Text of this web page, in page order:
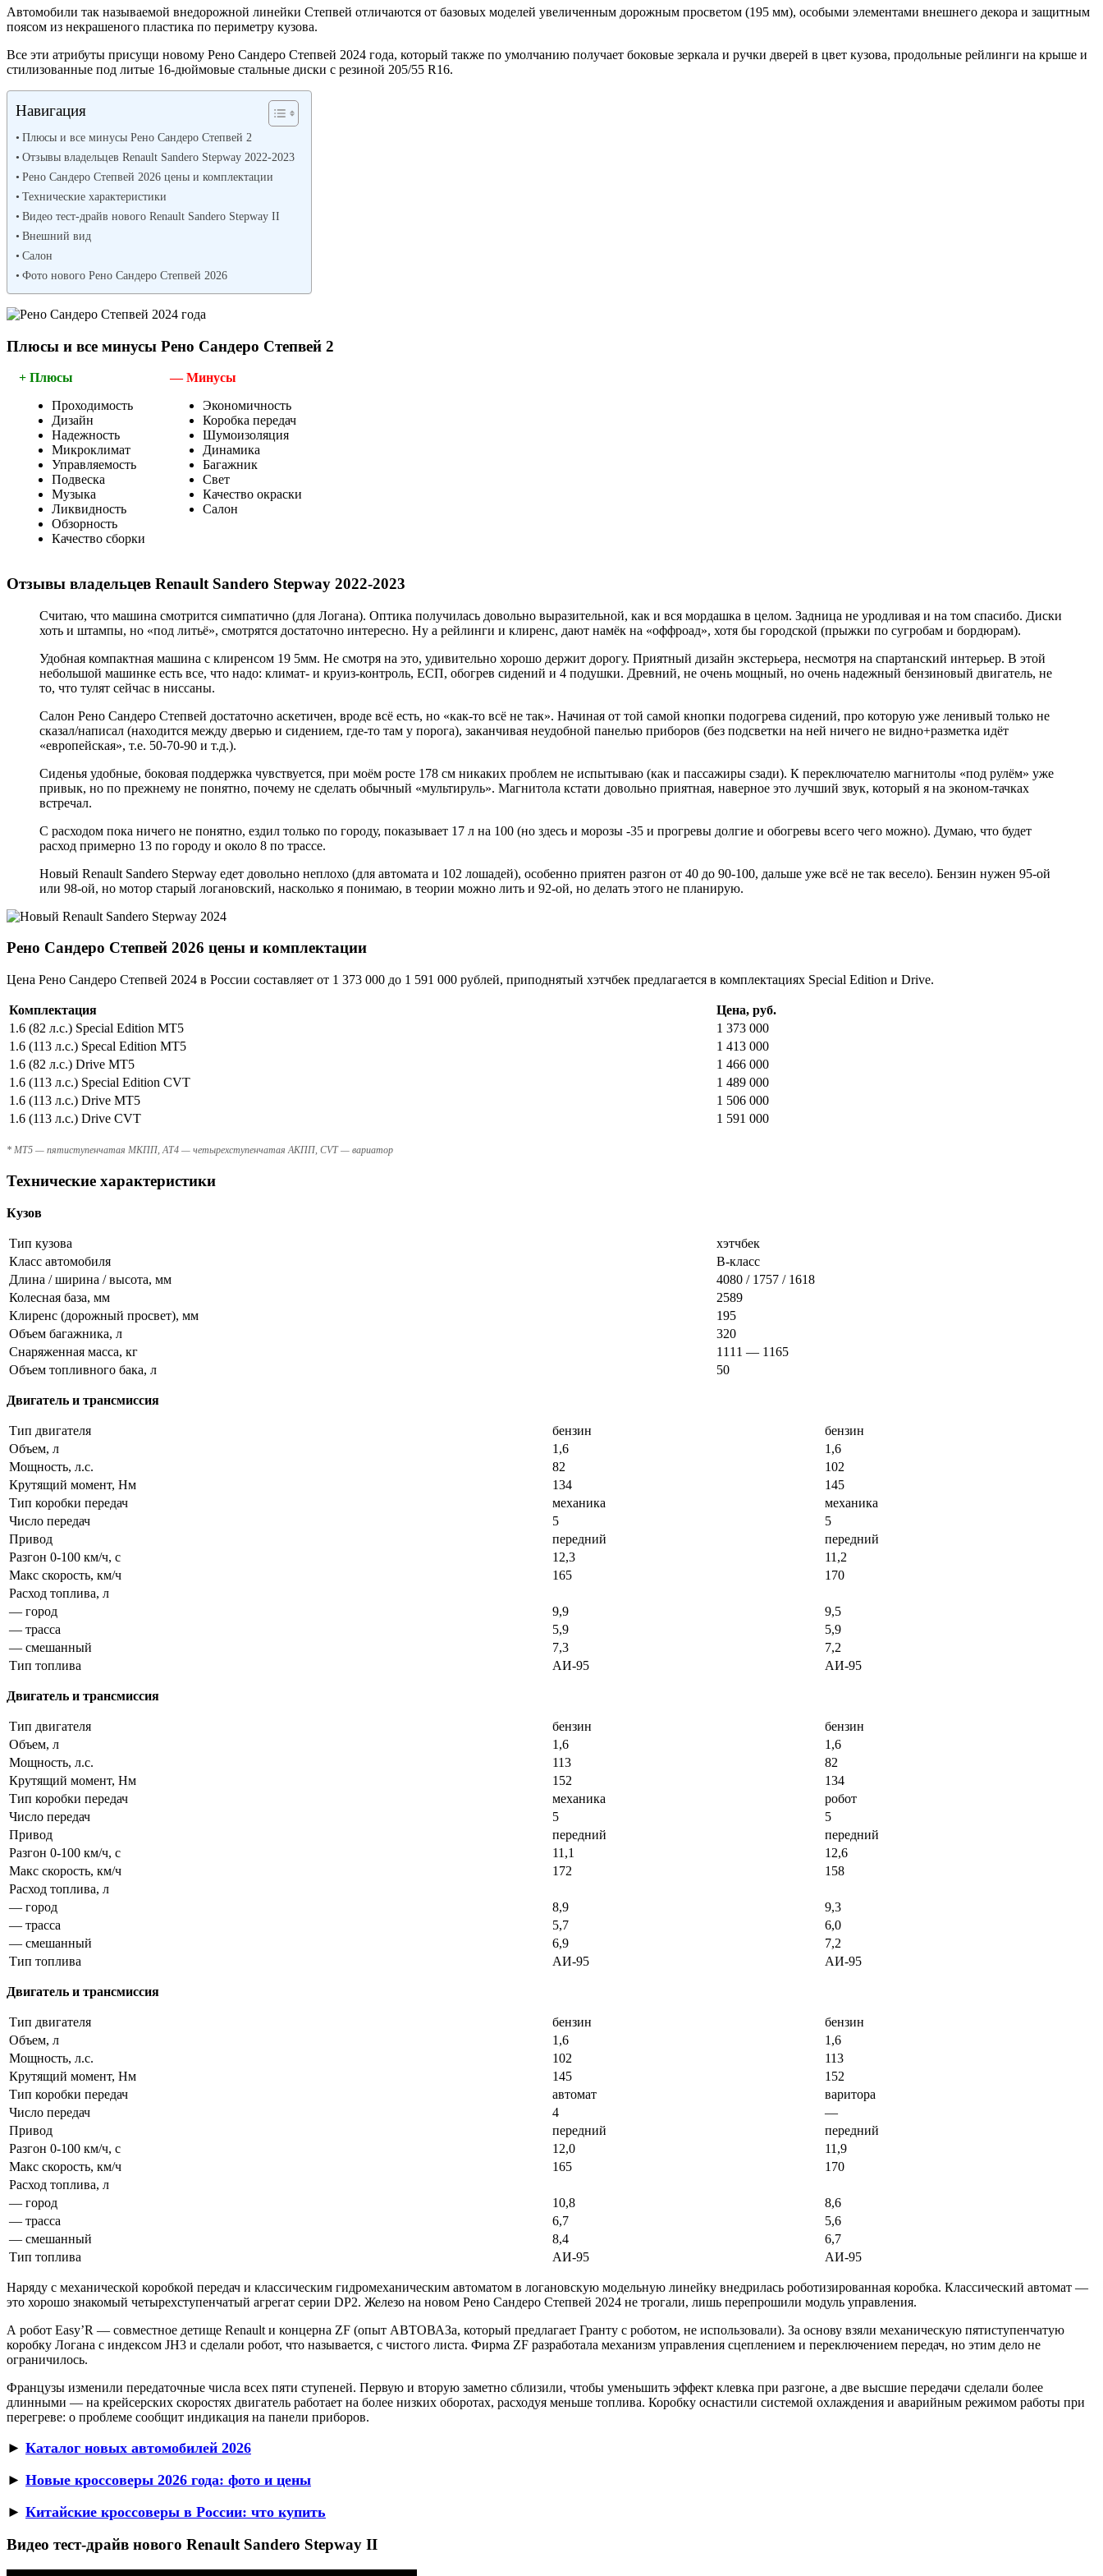
Автомобили так называемой внедорожной линейки Степвей отличаются от базовых моделей увеличенным дорожным просветом (195 мм), особыми элементами внешнего декора и защитным
поясом из некрашеного пластика по периметру кузова.
Все эти атрибуты присущи новому Рено Сандеро Степвей 2024 года, который также по умолчанию получает боковые зеркала и ручки дверей в цвет кузова, продольные рейлинги на крыше и
стилизованные под литые 16-дюймовые стальные диски с резиной 205/55 R16.
Навигация
Плюсы и все минусы Рено Сандеро Степвей 2
Отзывы владельцев Renault Sandero Stepway 2022-2023
Рено Сандеро Степвей 2026 цены и комплектации
Технические характеристики
Видео тест-драйв нового Renault Sandero Stepway II
Внешний вид
Салон
Фото нового Рено Сандеро Степвей 2026
Плюсы и все минусы Рено Сандеро Степвей 2
+ Плюсы
Проходимость
Дизайн
Надежность
Микроклимат
Управляемость
Подвеска
Музыка
Ликвидность
Обзорность
Качество сборки
— Минусы
Экономичность
Коробка передач
Шумоизоляция
Динамика
Багажник
Свет
Качество окраски
Салон
Отзывы владельцев Renault Sandero Stepway 2022-2023
Считаю, что машина смотрится симпатично (для Логана). Оптика получилась довольно выразительной, как и вся мордашка в целом. Задница не уродливая и на том спасибо. Диски
хоть и штампы, но «под литьё», смотрятся достаточно интересно. Ну а рейлинги и клиренс, дают намёк на «оффроад», хотя бы городской (прыжки по сугробам и бордюрам).
Удобная компактная машина с клиренсом 19 5мм. Не смотря на это, удивительно хорошо держит дорогу. Приятный дизайн экстерьера, несмотря на спартанский интерьер. В этой
небольшой машинке есть все, что надо: климат- и круиз-контроль, ЕСП, обогрев сидений и 4 подушки. Древний, не очень мощный, но очень надежный бензиновый двигатель, не
то, что тулят сейчас в ниссаны.
Салон Рено Сандеро Степвей достаточно аскетичен, вроде всё есть, но «как-то всё не так». Начиная от той самой кнопки подогрева сидений, про которую уже ленивый только не
сказал/написал (находится между дверью и сидением, где-то там у порога), заканчивая неудобной панелью приборов (без подсветки на ней ничего не видно+разметка идёт
«европейская», т.е. 50-70-90 и т.д.).
Сиденья удобные, боковая поддержка чувствуется, при моём росте 178 см никаких проблем не испытываю (как и пассажиры сзади). К переключателю магнитолы «под рулём» уже
привык, но по прежнему не понятно, почему не сделать обычный «мультируль». Магнитола кстати довольно приятная, наверное это лучший звук, который я на эконом-тачках
встречал.
С расходом пока ничего не понятно, ездил только по городу, показывает 17 л на 100 (но здесь и морозы -35 и прогревы долгие и обогревы всего чего можно). Думаю, что будет
расход примерно 13 по городу и около 8 по трассе.
Новый Renault Sandero Stepway едет довольно неплохо (для автомата и 102 лошадей), особенно приятен разгон от 40 до 90-100, дальше уже всё не так весело). Бензин нужен 95-ой
или 98-ой, но мотор старый логановский, насколько я понимаю, в теории можно лить и 92-ой, но делать этого не планирую.
Рено Сандеро Степвей 2026 цены и комплектации
Цена Рено Сандеро Степвей 2024 в России составляет от 1 373 000 до 1 591 000 рублей, приподнятый хэтчбек предлагается в комплектациях Special Edition и Drive.
Комплектация
Цена, руб.
1.6 (82 л.с.) Special Edition MT5
1 373 000
1.6 (113 л.с.) Specal Edition MT5
1 413 000
1.6 (82 л.с.) Drive MT5
1 466 000
1.6 (113 л.с.) Special Edition CVT
1 489 000
1.6 (113 л.с.) Drive MT5
1 506 000
1.6 (113 л.с.) Drive CVT
1 591 000
* MT5 — пятиступенчатая МКПП, AT4 — четырехступенчатая АКПП, CVT — вариатор
Технические характеристики
Кузов
Тип кузова
хэтчбек
Класс автомобиля
B-класс
Длина / ширина / высота, мм
4080 / 1757 / 1618
Колесная база, мм
2589
Клиренс (дорожный просвет), мм
195
Объем багажника, л
320
Снаряженная масса, кг
1111 — 1165
Объем топливного бака, л
50
Двигатель и трансмиссия
Тип двигателя бензин
бензин
Объем, л
1,6
1,6
Мощность, л.с.
82
102
Крутящий момент, Нм
134
145
Тип коробки передач
механика
механика
Число передач
5
5
Привод
передний
передний
Разгон 0-100 км/ч, с
12,3
11,2
Макс скорость, км/ч
165
170
Расход топлива, л
— город
9,9
9,5
— трасса
5,9
5,9
— смешанный
7,3
7,2
Тип топлива
АИ-95 АИ-95
Двигатель и трансмиссия
Тип двигателя бензин
бензин
Объем, л
1,6
1,6
Мощность, л.с.
113
82
Крутящий момент, Нм
152
134
Тип коробки передач
механика
робот
Число передач
5
5
Привод
передний
передний
Разгон 0-100 км/ч, с
11,1
12,6
Макс скорость, км/ч
172
158
Расход топлива, л
— город
8,9
9,3
— трасса
5,7
6,0
— смешанный
6,9
7,2
Тип топлива
АИ-95 АИ-95
Двигатель и трансмиссия
Тип двигателя бензин
бензин
Объем, л
1,6
1,6
Мощность, л.с.
102
113
Крутящий момент, Нм
145
152
Тип коробки передач
автомат
варитора
Число передач
4
—
Привод
передний
передний
Разгон 0-100 км/ч, с
12,0
11,9
Макс скорость, км/ч
165
170
Расход топлива, л
— город
10,8
8,6
— трасса
6,7
5,6
— смешанный
8,4
6,7
Тип топлива
АИ-95 АИ-95
Наряду с механической коробкой передач и классическим гидромеханическим автоматом в логановскую модельную линейку внедрилась роботизированная коробка. Классический автомат —
это хорошо знакомый четырехступенчатый агрегат серии DP2. Железо на новом Рено Сандеро Степвей 2024 не трогали, лишь перепрошили модуль управления.
А робот Easy’R — совместное детище Renault и концерна ZF (опыт АВТОВАЗа, который предлагает Гранту с роботом, не использовали). За основу взяли механическую пятиступенчатую
коробку Логана с индексом JH3 и сделали робот, что называется, с чистого листа. Фирма ZF разработала механизм управления сцеплением и переключением передач, но этим дело не
ограничилось.
Французы изменили передаточные числа всех пяти ступеней. Первую и вторую заметно сблизили, чтобы уменьшить эффект клевка при разгоне, а две высшие передачи сделали более
длинными — на крейсерских скоростях двигатель работает на более низких оборотах, расходуя меньше топлива. Коробку оснастили системой охлаждения и аварийным режимом работы при
перегреве: о проблеме сообщит индикация на панели приборов.
► Каталог новых автомобилей 2026
► Новые кроссоверы 2026 года: фото и цены
► Китайские кроссоверы в России: что купить
Видео тест-драйв нового Renault Sandero Stepway II